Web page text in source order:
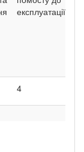
експлуатації
4